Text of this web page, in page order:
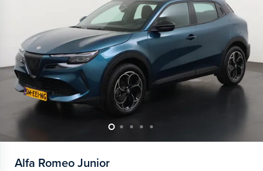
Alfa Romeo Junior